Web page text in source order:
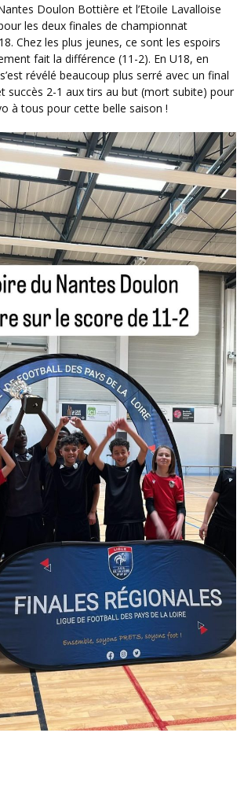
les deux finales de championnat
Chez les plus jeunes, ce sont les espoirs
fait la différence (11-2). En U18, en
révélé beaucoup plus serré avec un final
succès 2-1 aux tirs au but (mort subite) pour
à tous pour cette belle saison !